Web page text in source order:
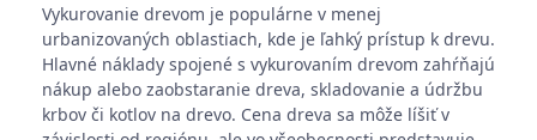
Vykurovanie drevom je populárne v menej
urbanizovaných oblastiach, kde je ľahký prístup k drevu.
Hlavné náklady spojené s vykurovaním drevom zahŕňajú
nákup alebo zaobstaranie dreva, skladovanie a údržbu
krbov či kotlov na drevo. Cena dreva sa môže líšiť v